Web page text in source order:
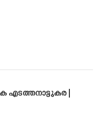
എടത്തനാട്ടുകര |